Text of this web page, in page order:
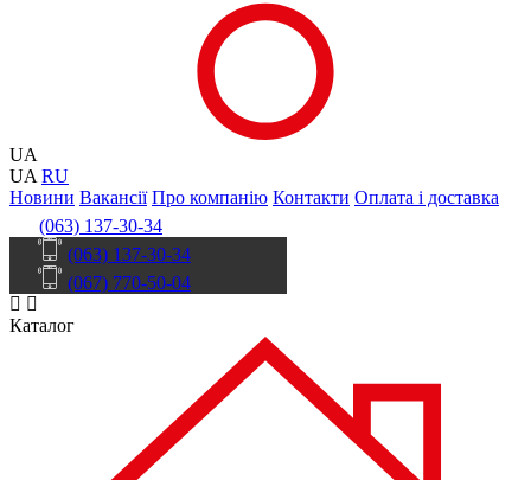
UA
UA RU
Новини Вакансії Про компанію Контакти Оплата і доставка
(063) 137-30-34
(063) 137-30-34
(067) 770-50-04
Каталог